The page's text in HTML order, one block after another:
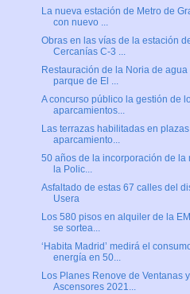
La nueva estación de Metro de
con nuevo ...
Obras en las vías de la estación
Cercanías C-3 ...
Restauración de la Noria de agua
parque de El ...
A concurso público la gestión de
aparcamientos...
Las terrazas habilitadas en
aparcamiento...
50 años de la incorporación de la
la Polic...
Asfaltado de estas 67 calles del
Usera
Los 580 pisos en alquiler de la
se sortea...
‘Habita Madrid’ medirá el
energía en 50...
Los Planes Renove de Ventanas
Ascensores 2021...